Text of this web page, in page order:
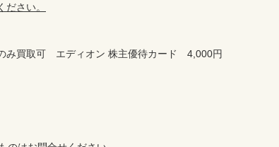
さい。
買取可　エディオン 株主優待カード　4,000円